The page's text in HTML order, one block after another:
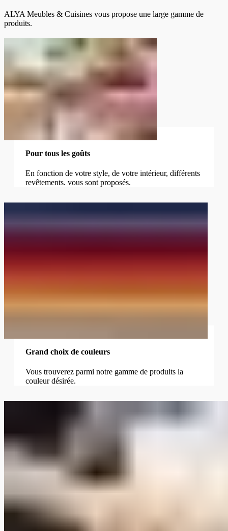
ALYA Meubles & Cuisines vous propose une large gamme de
produits.
Pour tous les goûts
En fonction de votre style, de votre intérieur, différents
revêtements. vous sont proposés.
Grand choix de couleurs
Vous trouverez parmi notre gamme de produits la
couleur désirée.